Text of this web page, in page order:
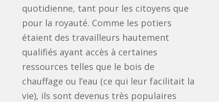
quotidienne, tant pour les citoyens que
pour la royauté. Comme les potiers
étaient des travailleurs hautement
qualifiés ayant accès à certaines
ressources telles que le bois de
chauffage ou l’eau (ce qui leur facilitait la
vie), ils sont devenus très populaires